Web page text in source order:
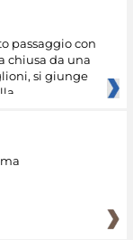
passaggio con
chiusa da una
si giunge